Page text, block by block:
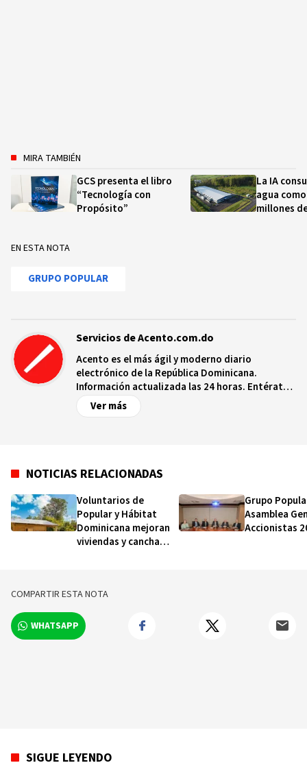
MIRA TAMBIÉN
GCS presenta el libro
“Tecnología con
Propósito”
La IA
agua
millones
EN ESTA NOTA
GRUPO POPULAR
Servicios de Acento.com.do
Acento es el más ágil y moderno diario
electrónico de la República Dominicana.
Información actualizada las 24 horas. Entérate
de las noticias y sucesos más importantes a
nivel nacional e internacional, videos y fotos
Ver más
NOTICIAS RELACIONADAS
Voluntarios de
Popular y Hábitat
Dominicana mejoran
viviendas y cancha
Grupo
Asamblea
Accionistas
COMPARTIR ESTA NOTA
WHATSAPP
SIGUE LEYENDO